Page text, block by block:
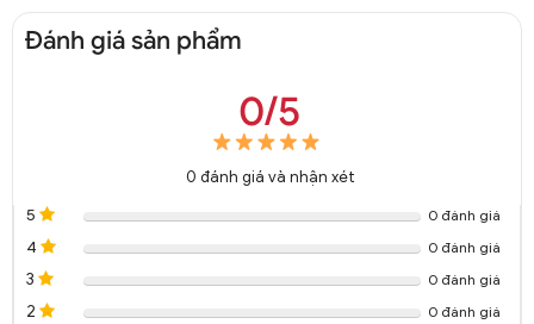
Đánh giá sản phẩm
0/5
0 đánh giá và nhận xét
5
0 đánh giá
4 0 đánh giá
3 0 đánh giá
2 0 đánh giá